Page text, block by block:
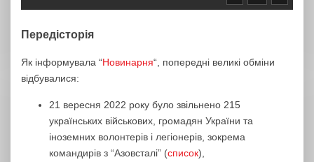
Передісторія
Як інформувала “Новинарня“, попередні великі обміни
відбувалися:
21 вересня 2022 року було звільнено 215
українських військових, громадян України та
іноземних волонтерів і легіонерів, зокрема
командирів з “Азовсталі” (список),